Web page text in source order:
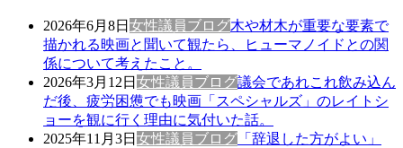
2026年6月8日 女性議員ブログ木や材木が重要な要素で
描かれる映画と聞いて観たら、ヒューマノイドとの関
係について考えたこと。
2026年3月12日 女性議員ブログ議会であれこれ飲み込ん
だ後、疲労困憊でも映画「スペシャルズ」のレイトシ
ョーを観に行く理由に気付いた話。
2025年11月3日 女性議員ブログ 「辞退した方がよい」